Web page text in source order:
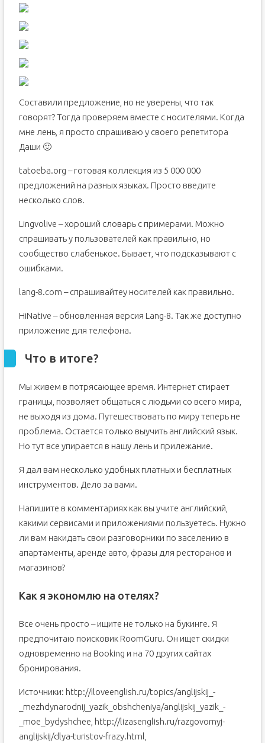
Составили предложение, но не уверены, что так
говорят? Тогда проверяем вместе с носителями. Когда
мне лень, я просто спрашиваю у своего репетитора
Даши 🙂
tatoeba.org – готовая коллекция из 5 000 000
предложений на разных языках. Просто введите
несколько слов.
Lingvolive – хороший словарь с примерами. Можно
спрашивать у пользователей как правильно, но
сообщество слабенькое. Бывает, что подсказывают с
ошибками.
lang-8.com – спрашивайтеу носителей как правильно.
HiNative – обновленная версия Lang-8. Так же доступно
приложение для телефона.
Что в итоге?
Мы живем в потрясающее время. Интернет стирает
границы, позволяет общаться с людьми со всего мира,
не выходя из дома. Путешествовать по миру теперь не
проблема. Остается только выучить английский язык.
Но тут все упирается в нашу лень и прилежание.
Я дал вам несколько удобных платных и бесплатных
инструментов. Дело за вами.
Напишите в комментариях как вы учите английский,
какими сервисами и приложениями пользуетесь. Нужно
ли вам накидать свои разговорники по заселению в
апартаменты, аренде авто, фразы для ресторанов и
магазинов?
Как я экономлю на отелях?
Все очень просто – ищите не только на букинге. Я
предпочитаю поисковик RoomGuru. Он ищет скидки
одновременно на Booking и на 70 других сайтах
бронирования.
Источники: http://iloveenglish.ru/topics/anglijskij_-
_mezhdynarodnij_yazik_obshcheniya/anglijskij_yazik_-
_moe_bydyshchee, http://lizasenglish.ru/razgovornyj-
anglijskij/dlya-turistov-frazy.html,